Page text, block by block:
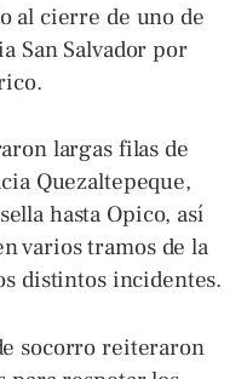
al cierre de uno de
San Salvador por
largas filas de
Quezaltepeque,
hasta Opico, así
varios tramos de la
distintos incidentes.
socorro reiteraron